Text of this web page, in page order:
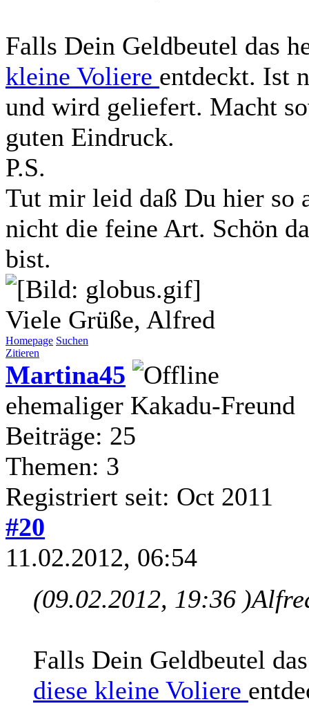
Falls Dein Geldbeutel das
kleine Voliere entdeckt. Ist
und wird geliefert. Macht
guten Eindruck.
P.S.
Tut mir leid daß Du hier so
nicht die feine Art. Schön
bist.
Viele Grüße, Alfred
Homepage Suchen
Zitieren
Martina45
ehemaliger Kakadu-Freund
Beiträge: 25
Themen: 3
Registriert seit: Oct 2011
#20
11.02.2012, 06:54
(09.02.2012, 19:36 )
Falls Dein Geldbeutel
diese kleine Voliere